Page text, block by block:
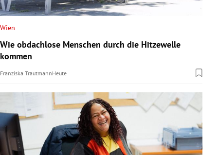
Wien
Wie obdachlose Menschen durch die Hitzewelle
kommen
Franziska TrautmannHeute